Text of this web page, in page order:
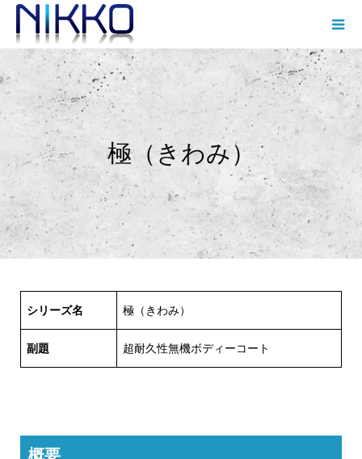
極（きわみ）
シリーズ名 極（きわみ）
副題 超耐久性無機ボディーコート
概要